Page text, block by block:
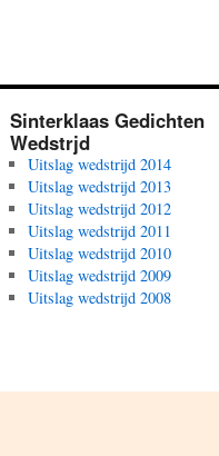
Sinterklaas Gedichten
Wedstrjd
Uitslag wedstrijd 2014
Uitslag wedstrijd 2013
Uitslag wedstrijd 2012
Uitslag wedstrijd 2011
Uitslag wedstrijd 2010
Uitslag wedstrijd 2009
Uitslag wedstrijd 2008